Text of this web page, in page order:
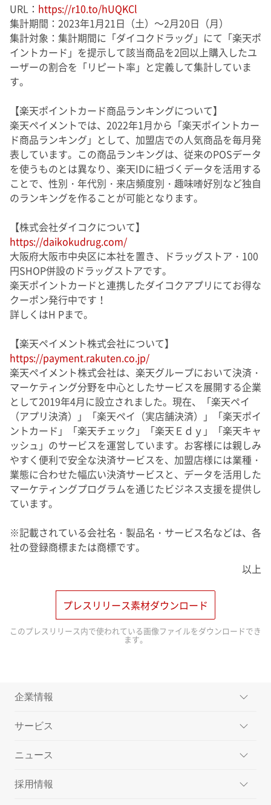
URL： https://r10.to/hUQKCl
集計期間：2023年1月21日（土）～2月20日（月）
集計対象：集計期間に「ダイコクドラッグ」にて「楽天ポ
イントカード」を提示して該当商品を2回以上購入したユ
ーザーの割合を「リピート率」と定義して集計していま
す。
【楽天ポイントカード商品ランキングについて】
楽天ペイメントでは、2022年1月から「楽天ポイントカー
ド商品ランキング」として、加盟店での人気商品を毎月発
表しています。この商品ランキングは、従来のPOSデータ
を使うものとは異なり、楽天IDに紐づくデータを活用する
ことで、性別・年代別・来店頻度別・趣味嗜好別など独自
のランキングを作ることが可能となります。
【株式会社ダイコクについて】
https://daikokudrug.com/
大阪府大阪市中央区に本社を置き、ドラッグストア・100
円SHOP併設のドラッグストアです。
楽天ポイントカードと連携したダイコクアプリにてお得な
クーポン発行中です！
詳しくはH Pまで。
【楽天ペイメント株式会社について】
https://payment.rakuten.co.jp/
楽天ペイメント株式会社は、楽天グループにおいて決済・
マーケティング分野を中心としたサービスを展開する企業
として2019年4月に設立されました。現在、「楽天ペイ
（アプリ決済）」「楽天ペイ（実店舗決済）」「楽天ポイ
ントカード」「楽天チェック」「楽天Ｅｄｙ」「楽天キャ
ッシュ」のサービスを運営しています。お客様には親しみ
やすく便利で安全な決済サービスを、加盟店様には業種・
業態に合わせた幅広い決済サービスと、データを活用した
マーケティングプログラムを通じたビジネス支援を提供し
ています。
※記載されている会社名・製品名・サービス名などは、各
社の登録商標または商標です。
以上
プレスリリース素材ダウンロード
このプレスリリース内で使われている画像ファイルをダウンロードでき
ます。
企業情報
ミッション
メッセージ
会社概要
サービス
楽天ペイメントのサービス
楽天ペイ
ニュース
プレスリリース
採用情報